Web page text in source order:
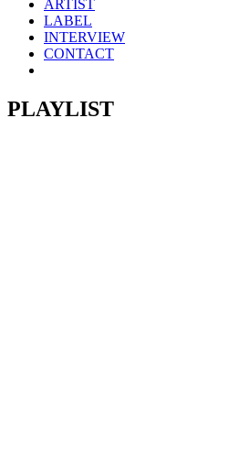
ARTIST
LABEL
INTERVIEW
CONTACT
PLAYLIST